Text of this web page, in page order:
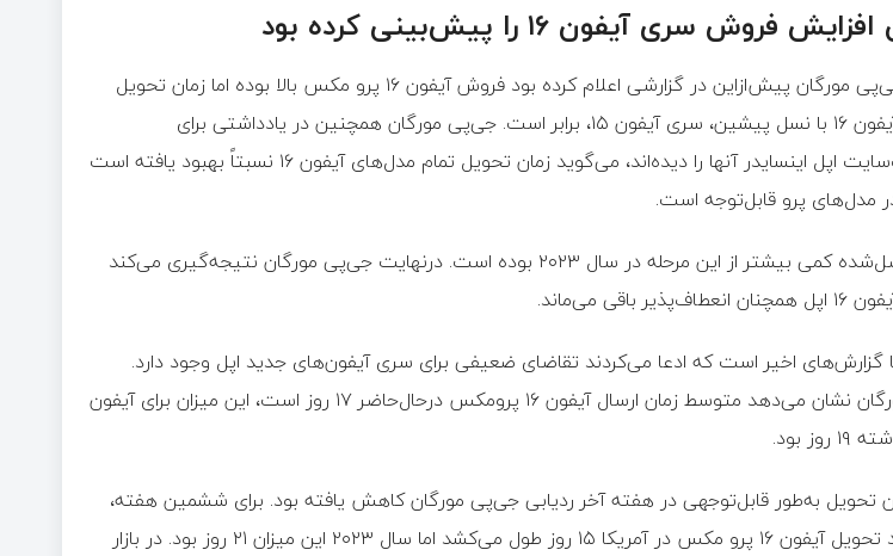
سری آیفون ۱۶ را پیش‌بینی کرده بود
بانک سرمایه‌گذاری جی‌پی مورگان پیش‌ازاین در گزارشی اعلام کرده بود فروش آیفون ۱۶ پرو مکس بالا بوده اما زمان تحویل
سایر مدل‌های سری آیفون ۱۶ با نسل پیشین، سری آیفون ۱۵، برابر است. جی‌پی مورگان همچنین در یادداشتی برای
سرمایه‌گذاران که وب‌سایت اپل اینسایدر آنها را دیده‌اند، می‌گوید زمان تحویل تمام مدل‌های آیفون ۱۶ نسبتاً بهبود یافته است
مدل‌های پرو قابل‌توجه است.
به‌طورکلی، بهبود حاصل‌شده کمی بیشتر از این مرحله در سال ۲۰۲۳ بوده است. درنهایت جی‌پی مورگان نتیجه‌گیری می‌کند
می‌ماند.
گزارش‌های اخیر است که ادعا می‌کردند تقاضای ضعیفی برای سری آیفون‌های جدید اپل وجود دارد.
ردیابی‌های جی‌پی مورگان نشان می‌دهد متوسط زمان ارسال آیفون ۱۶ پرومکس درحال‌حاضر ۱۷ روز است، این میزان برای آیفون
تحویل به‌طور قابل‌توجهی در هفته آخر ردیابی جی‌پی مورگان کاهش یافته بود. برای ششمین هفته،
این شرکت گزارش داد تحویل آیفون ۱۶ پرو مکس در آمریکا ۱۵ روز طول می‌کشد اما سال ۲۰۲۳ این میزان ۲۱ روز بود. در بازار